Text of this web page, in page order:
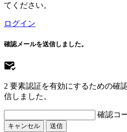
てください。
ログイン
確認メールを送信しました。
2 要素認証を有効にするための確
信しました。
確認コ
キャンセル 送信